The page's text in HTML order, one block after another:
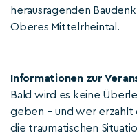
herausragenden
Oberes Mittelrheintal.
Informationen zur
Bald wird es keine
geben – und wer erzählt
die traumatischen